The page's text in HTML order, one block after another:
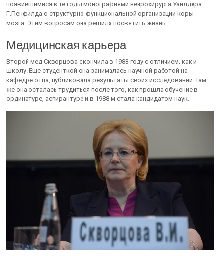
появившимися в те годы монографиями нейрохирурга Уайлдера
Г.Пенфилда о структурно-функциональной организации коры
мозга. Этим вопросам она решила посвятить жизнь.
Медицинская карьера
Второй мед Скворцова окончила в 1983 году с отличием, как и
школу. Еще студенткой она занималась научной работой на
кафедре отца, публиковала результаты своих исследований. Там
же она осталась трудиться после того, как прошла обучение в
ординатуре, аспирантуре и в 1988-м стала кандидатом наук.